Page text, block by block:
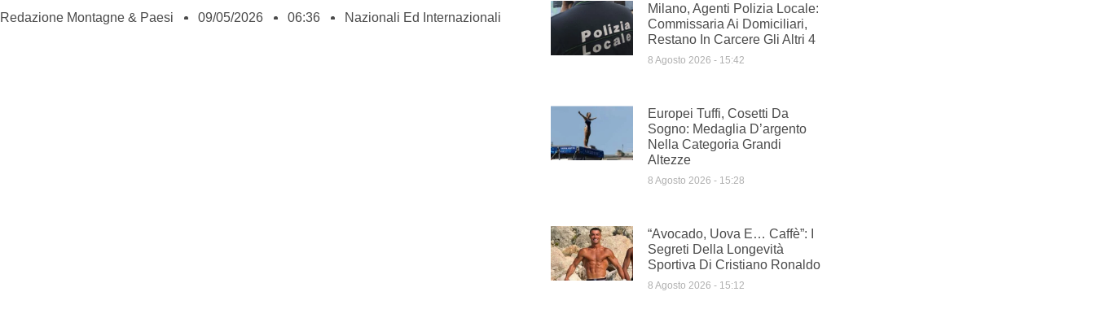
Redazione Montagne & Paesi 09/05/2026 06:36 Nazionali Ed Internazionali
Milano, Agenti Polizia Locale:
Commissaria Ai Domiciliari,
Restano In Carcere Gli Altri 4
8 Agosto 2026 15:42
Europei Tuffi, Cosetti Da
Sogno: Medaglia D’argento
Nella Categoria Grandi
Altezze
8 Agosto 2026 15:28
“Avocado, Uova E… Caffè”: I
Segreti Della Longevità
Sportiva Di Cristiano Ronaldo
8 Agosto 2026 15:12